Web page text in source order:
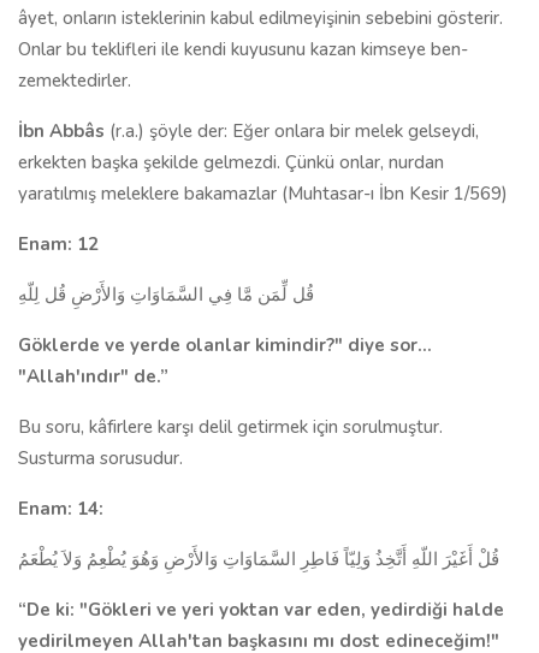
âyet, onların isteklerinin kabul edilmeyişinin se­bebini gösterir.
Onlar bu teklifleri ile kendi kuyusunu kazan kimseye ben­
zemektedirler.
İbn Abbâs (r.a.) şöyle der: Eğer onlara bir melek gelseydi,
erkekten başka şekilde gelmezdi. Çünkü onlar, nurdan
yaratılmış meleklere bakamazlar (Muhtasar-ı İbn Kesir 1/569)
Enam: 12
قُل لِّمَن مَّا فِي السَّمَاوَاتِ وَالأَرْضِ قُل لِلّهِ
Göklerde ve yerde olanlar kimindir?" diye sor...
"Allah'ındır" de.”
Bu soru, kâfirlere karşı delil getirmek için sorulmuştur.
Susturma sorusudur.
Enam: 14:
قُلْ أَغَيْرَ اللّهِ أَتَّخِذُ وَلِيّاً فَاطِرِ السَّمَاوَاتِ وَالأَرْضِ وَهُوَ يُطْعِمُ وَلاَ يُطْعَمُ
“De ki: "Gökleri ve yeri yoktan var eden, yedir­diği halde
yedirilmeyen Allah'tan başkasını mı dost edi­neceğim!"